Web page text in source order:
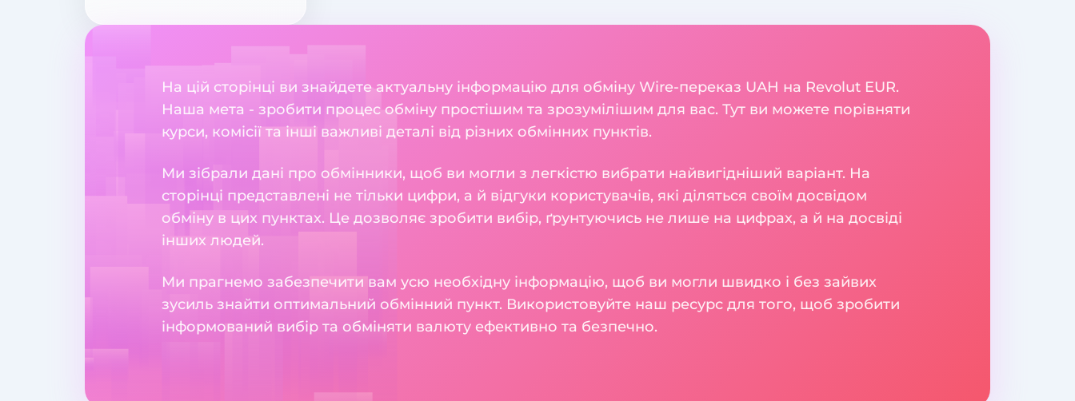
На цій сторінці ви знайдете актуальну інформацію для обміну Wire-переказ UAH на Revolut EUR.
Наша мета - зробити процес обміну простішим та зрозумілішим для вас. Тут ви можете порівняти
курси, комісії та інші важливі деталі від різних обмінних пунктів.
Ми зібрали дані про обмінники, щоб ви могли з легкістю вибрати найвигідніший варіант. На
сторінці представлені не тільки цифри, а й відгуки користувачів, які діляться своїм досвідом
обміну в цих пунктах. Це дозволяє зробити вибір, ґрунтуючись не лише на цифрах, а й на досвіді
інших людей.
Ми прагнемо забезпечити вам усю необхідну інформацію, щоб ви могли швидко і без зайвих
зусиль знайти оптимальний обмінний пункт. Використовуйте наш ресурс для того, щоб зробити
інформований вибір та обміняти валюту ефективно та безпечно.